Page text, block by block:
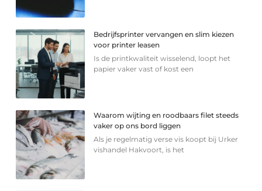
Bedrijfsprinter vervangen en slim kiezen
voor printer leasen
Is de printkwaliteit wisselend, loopt het
papier vaker vast of kost een
Waarom wijting en roodbaars filet steeds
vaker op ons bord liggen
Als je regelmatig verse vis koopt bij Urker
vishandel Hakvoort, is het